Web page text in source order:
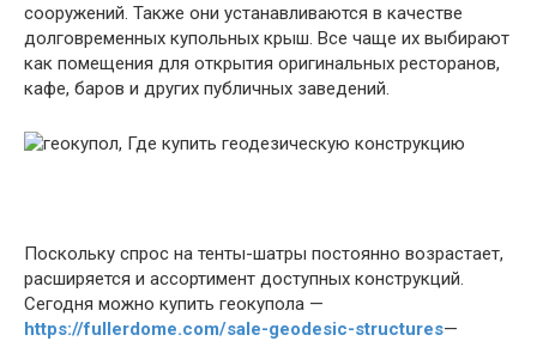
сооружений. Также они устанавливаются в качестве
долговременных купольных крыш. Все чаще их выбирают
как помещения для открытия оригинальных ресторанов,
кафе, баров и других публичных заведений.
Поскольку спрос на тенты-шатры постоянно возрастает,
расширяется и ассортимент доступных конструкций.
Сегодня можно купить геокупола —
https://fullerdome.com/sale-geodesic-structures—